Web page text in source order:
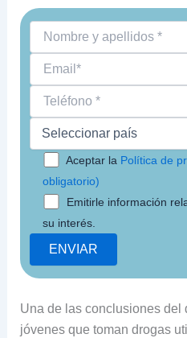
Aceptar la Política de
obligatorio)
Emitirle información
su interés.
Una de las conclusiones del
jóvenes que toman drogas